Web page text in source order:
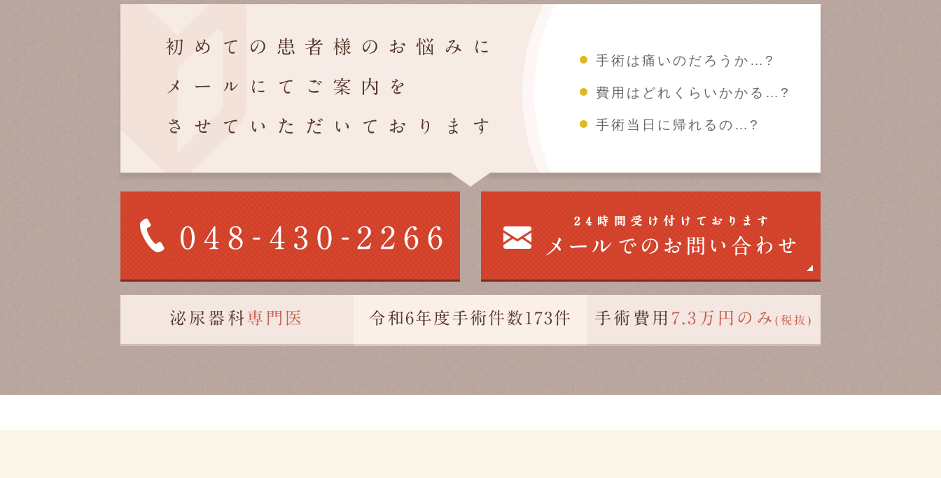
初めての患者様のお悩みに
メールにてご案内を
させていただいております
手術は痛いのだろうか…?
費用はどれくらいかかる…?
手術当日に帰れるの…?
泌尿器科 専門医 令和6年度手術件数173件 手術費用 7.3万円のみ(税抜)